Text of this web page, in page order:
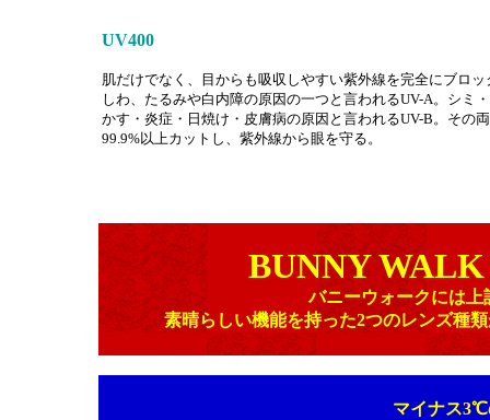
UV400
肌だけでなく、目からも吸収しやすい紫外線を完全にブロッ
しわ、たるみや白内障の原因の一つと言われるUV-A。シミ
かす・炎症・日焼け・皮膚病の原因と言われるUV-B。その
99.9%以上カットし、紫外線から眼を守る。
BUNNY
バニーウォークには
素晴らしい機能を持った2つのレンズ種
マイナス3℃